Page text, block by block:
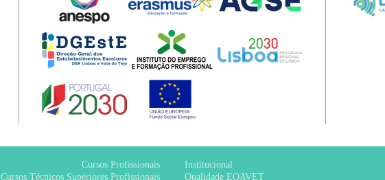
Cursos Profissionais
Cursos Técnicos Superiores Profissionais
Institucional
Qualidade EQAVET